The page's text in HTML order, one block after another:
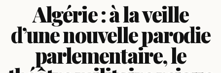
Algérie : à la veille
d’une nouvelle parodie
parlementaire, le